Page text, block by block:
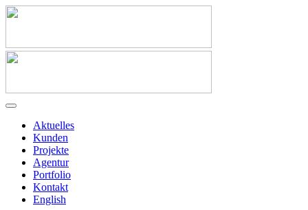
Aktuelles
Kunden
Projekte
Agentur
Portfolio
Kontakt
English